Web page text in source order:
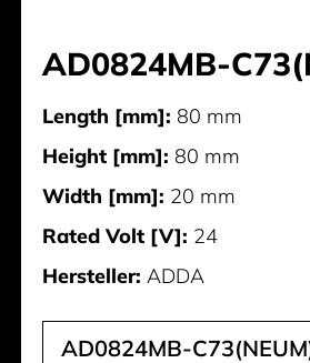
AD0824MB-
Length [mm]: 80 mm
Height [mm]: 80 mm
Width [mm]: 20 mm
Rated Volt [V]: 24
Hersteller: ADDA
AD0824MB-